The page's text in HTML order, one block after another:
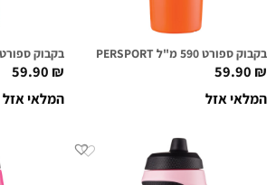
בקבוק ספורט 590 מ"ל NIKE HYPERSPORT כתום מנגו
59.90₪
המלאי אזל
בקבוק ספורט 590 מ"ל נייק NIKE HYPERSPORT אדום
59.90₪
המלאי אזל